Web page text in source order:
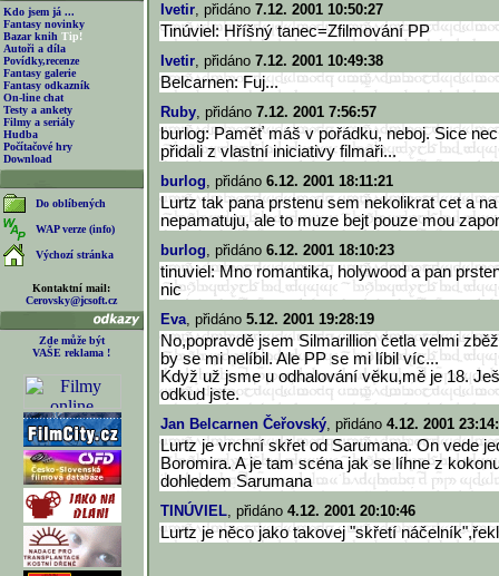
Kdo jsem já ...
Fantasy novinky
Bazar knih Tip!
Autoři a díla
Povídky,recenze
Fantasy galerie
Fantasy odkazník
On-line chat
Testy a ankety
Filmy a seriály
Hudba
Počítačové hry
Download
Do oblíbených
WAP verze (info)
Výchozí stránka
Kontaktní mail:
Cerovsky@jcsoft.cz
Zde může být
VAŠE reklama !
Ivetir, přidáno 7.12. 2001 10:50:27
Tinúviel: Hříšný tanec=Zfilmování PP
Ivetir, přidáno 7.12. 2001 10:49:38
Belcarnen: Fuj...
Ruby, přidáno 7.12. 2001 7:56:57
burlog: Paměť máš v pořádku, neboj. Sice
přidali z vlastní iniciativy filmaři...
burlog, přidáno 6.12. 2001 18:11:21
Lurtz tak pana prstenu sem nekolikrat cet a
nepamatuju, ale to muze bejt pouze mou
burlog, přidáno 6.12. 2001 18:10:23
tinuviel: Mno romantika, holywood a pan
nic
Eva, přidáno 5.12. 2001 19:28:19
No,popravdě jsem Silmarillion četla velmi
by se mi nelíbil. Ale PP se mi líbil víc...
Když už jsme u odhalování věku,mě je 18.
odkud jste.
Jan Belcarnen Čeřovský, přidáno 4.12. 2001
Lurtz je vrchní skřet od Sarumana. On vede
Boromira. A je tam scéna jak se líhne z
dohledem Sarumana
TINÚVIEL, přidáno 4.12. 2001 20:10:46
Lurtz je něco jako takovej "skřetí